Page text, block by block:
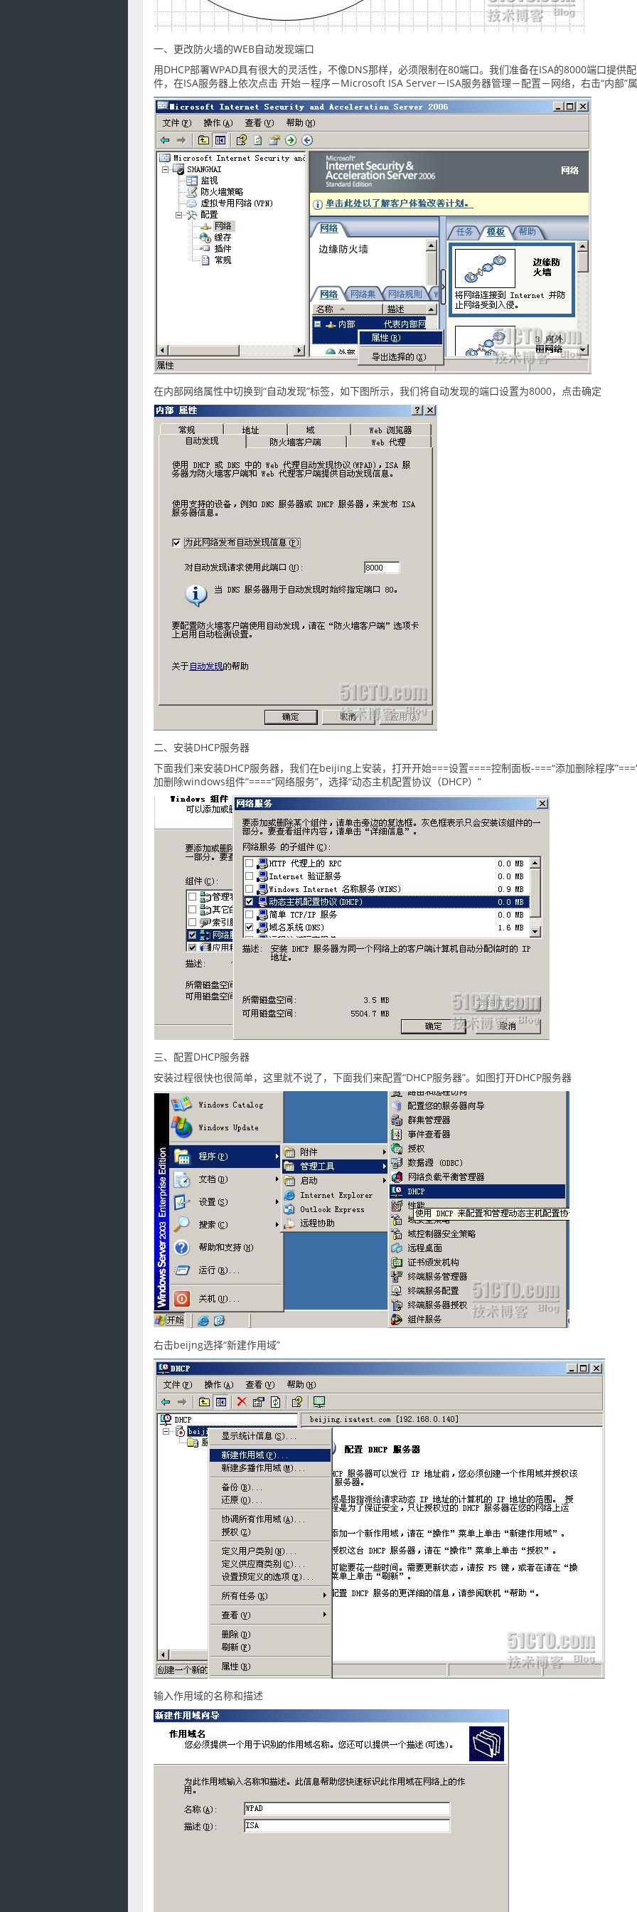
一、更改防火墙的WEB自动发现端口
用DHCP部署WPAD具有很大的灵活性，不像DNS那样，必须限制在80端口。我们准备在ISA的8000端口提供
件，在ISA服务器上依次点击 开始－程序－Microsoft ISA Server－ISA服务器管理－配置－网络，右击“内部”
在内部网络属性中切换到“自动发现”标签，如下图所示，我们将自动发现的端口设置为8000，点击确定
二、安装DHCP服务器
下面我们来安装DHCP服务器，我们在beijing上安装，打开开始===设置====控制面板-===“添加删除程序
加删除windows组件”====“网络服务”，选择“动态主机配置协议（DHCP）”
三、配置DHCP服务器
安装过程很快也很简单，这里就不说了，下面我们来配置“DHCP服务器”。如图打开DHCP服务器
右击beijng选择“新建作用域”
输入作用域的名称和描述